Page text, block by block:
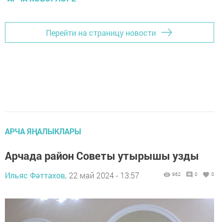
Перейти на страницу новости
АРЧА ЯҢАЛЫКЛАРЫ
Арчада район Советы утырышы узды
Ильяс Фәттахов, 22 май 2024 - 13:57 962 0 0